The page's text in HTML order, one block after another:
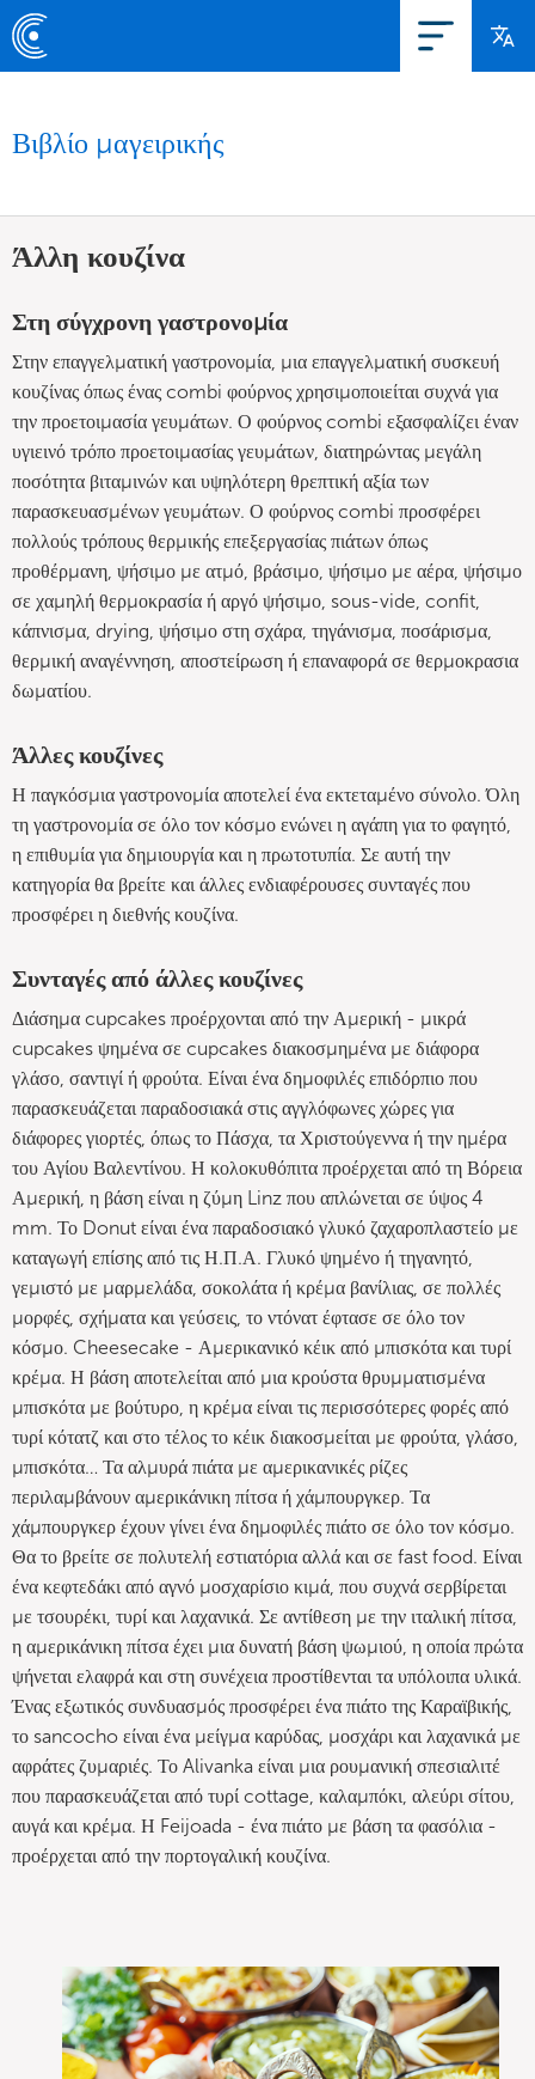
Βιβλίο μαγειρικής
Άλλη κουζίνα
Στη σύγχρονη γαστρονομία
Στην επαγγελματική γαστρονομία, μια επαγγελματική συσκευή
κουζίνας όπως ένας combi φούρνος χρησιμοποιείται συχνά για
την προετοιμασία γευμάτων. Ο φούρνος combi εξασφαλίζει έναν
υγιεινό τρόπο προετοιμασίας γευμάτων, διατηρώντας μεγάλη
ποσότητα βιταμινών και υψηλότερη θρεπτική αξία των
παρασκευασμένων γευμάτων. Ο φούρνος combi προσφέρει
πολλούς τρόπους θερμικής επεξεργασίας πιάτων όπως
προθέρμανη, ψήσιμο με ατμό, βράσιμο, ψήσιμο με αέρα, ψήσιμο
σε χαμηλή θερμοκρασία ή αργό ψήσιμο, sous-vide, confit,
κάπνισμα, drying, ψήσιμο στη σχάρα, τηγάνισμα, ποσάρισμα,
θερμική αναγέννηση, αποστείρωση ή επαναφορά σε θερμοκρασια
δωματίου.
Άλλες κουζίνες
Η παγκόσμια γαστρονομία αποτελεί ένα εκτεταμένο σύνολο. Όλη
τη γαστρονομία σε όλο τον κόσμο ενώνει η αγάπη για το φαγητό,
η επιθυμία για δημιουργία και η πρωτοτυπία. Σε αυτή την
κατηγορία θα βρείτε και άλλες ενδιαφέρουσες συνταγές που
προσφέρει η διεθνής κουζίνα.
Συνταγές από άλλες κουζίνες
Διάσημα cupcakes προέρχονται από την Αμερική - μικρά
cupcakes ψημένα σε cupcakes διακοσμημένα με διάφορα
γλάσο, σαντιγί ή φρούτα. Είναι ένα δημοφιλές επιδόρπιο που
παρασκευάζεται παραδοσιακά στις αγγλόφωνες χώρες για
διάφορες γιορτές, όπως το Πάσχα, τα Χριστούγεννα ή την ημέρα
του Αγίου Βαλεντίνου. Η κολοκυθόπιτα προέρχεται από τη Βόρεια
Αμερική, η βάση είναι η ζύμη Linz που απλώνεται σε ύψος 4
mm. Το Donut είναι ένα παραδοσιακό γλυκό ζαχαροπλαστείο με
καταγωγή επίσης από τις Η.Π.Α. Γλυκό ψημένο ή τηγανητό,
γεμιστό με μαρμελάδα, σοκολάτα ή κρέμα βανίλιας, σε πολλές
μορφές, σχήματα και γεύσεις, το ντόνατ έφτασε σε όλο τον
κόσμο. Cheesecake - Αμερικανικό κέικ από μπισκότα και τυρί
κρέμα. Η βάση αποτελείται από μια κρούστα θρυμματισμένα
μπισκότα με βούτυρο, η κρέμα είναι τις περισσότερες φορές από
τυρί κότατζ και στο τέλος το κέικ διακοσμείται με φρούτα, γλάσο,
μπισκότα… Τα αλμυρά πιάτα με αμερικανικές ρίζες
περιλαμβάνουν αμερικάνικη πίτσα ή χάμπουργκερ. Τα
χάμπουργκερ έχουν γίνει ένα δημοφιλές πιάτο σε όλο τον κόσμο.
Θα το βρείτε σε πολυτελή εστιατόρια αλλά και σε fast food. Είναι
ένα κεφτεδάκι από αγνό μοσχαρίσιο κιμά, που συχνά σερβίρεται
με τσουρέκι, τυρί και λαχανικά. Σε αντίθεση με την ιταλική πίτσα,
η αμερικάνικη πίτσα έχει μια δυνατή βάση ψωμιού, η οποία πρώτα
ψήνεται ελαφρά και στη συνέχεια προστίθενται τα υπόλοιπα υλικά.
Ένας εξωτικός συνδυασμός προσφέρει ένα πιάτο της Καραϊβικής,
το sancocho είναι ένα μείγμα καρύδας, μοσχάρι και λαχανικά με
αφράτες ζυμαριές. Το Alivanka είναι μια ρουμανική σπεσιαλιτέ
που παρασκευάζεται από τυρί cottage, καλαμπόκι, αλεύρι σίτου,
αυγά και κρέμα. Η Feijoada - ένα πιάτο με βάση τα φασόλια -
προέρχεται από την πορτογαλική κουζίνα.